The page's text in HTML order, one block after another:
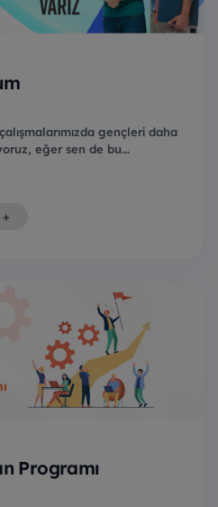
gençleri daha
eğer sen de bu...
+
Programı